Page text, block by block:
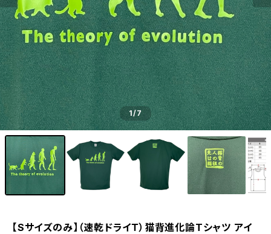
1/7
【Sサイズのみ】（速乾ドライＴ）猫背進化論Tシャツ アイ